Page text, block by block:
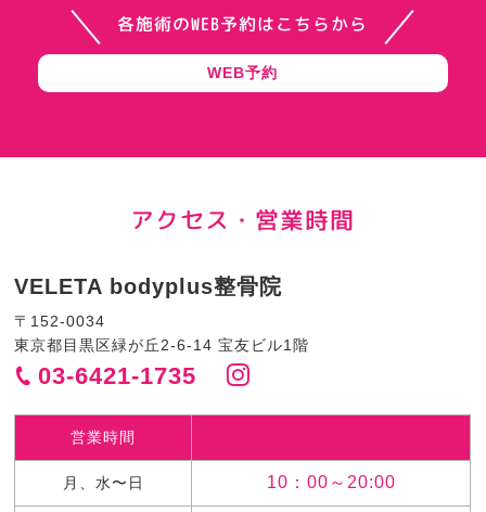
各施術のWEB予約はこちらから
WEB予約
アクセス・営業時間
VELETA bodyplus整骨院
〒152-0034
東京都目黒区緑が丘2-6-14 宝友ビル1階
03-6421-1735
営業時間
月、水〜日 10：00～20:00